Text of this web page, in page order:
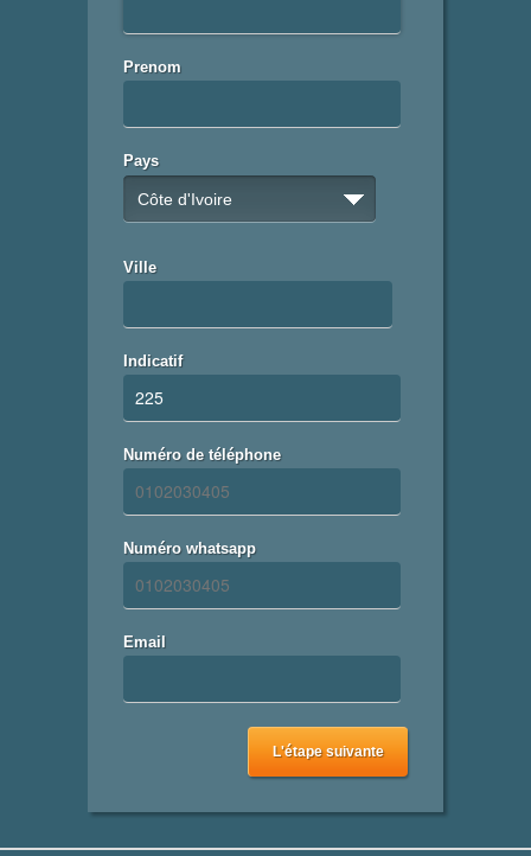
Prenom
Pays
Côte d'Ivoire
Ville
Indicatif
Numéro de téléphone
Numéro whatsapp
Email
L'étape suivante